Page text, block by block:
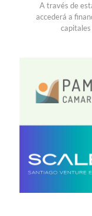
A través de
accederá a